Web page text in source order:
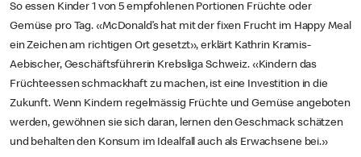
So essen Kinder 1 von 5 empfohlenen Portionen Früchte oder
Gemüse pro Tag. «McDonald’s hat mit der fixen Frucht im Happy Meal
ein Zeichen am richtigen Ort gesetzt», erklärt Kathrin Kramis-
Aebischer, Geschäftsführerin Krebsliga Schweiz. «Kindern das
Früchteessen schmackhaft zu machen, ist eine Investition in die
Zukunft. Wenn Kindern regelmässig Früchte und Gemüse angeboten
werden, gewöhnen sie sich daran, lernen den Geschmack schätzen
und behalten den Konsum im Idealfall auch als Erwachsene bei.»